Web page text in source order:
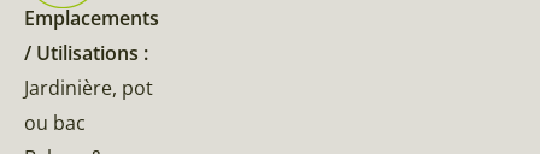
Emplacements
/ Utilisations :
Jardinière, pot
ou bac